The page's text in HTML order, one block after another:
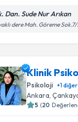
Dan. Sude Nur Arıkan
dere Mah. Göreme
Klinik
Psikoloji +1diğer
Ankara,
5 (20